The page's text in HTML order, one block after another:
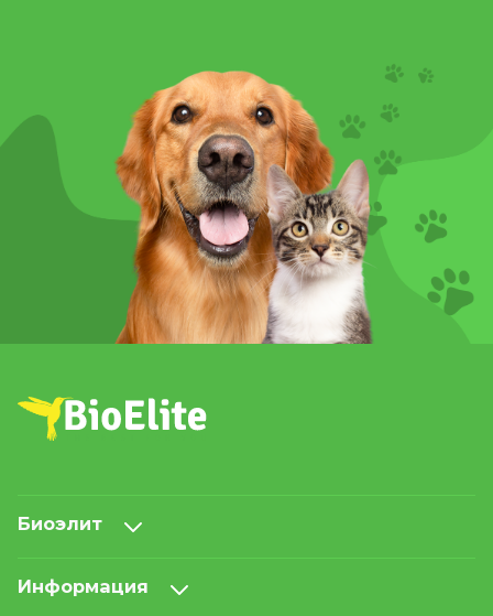
Биоэлит
Информация